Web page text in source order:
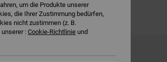
um die Produkte unserer
die Ihrer Zustimmung bedürfen,
nicht zustimmen (z. B.
: Cookie-Richtlinie und